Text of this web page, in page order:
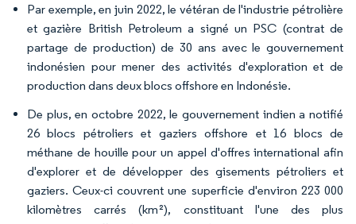
Par exemple, en juin 2022, le vétéran de l'industrie pétrolière
et gazière British Petroleum a signé un PSC (contrat de
partage de production) de 30 ans avec le gouvernement
indonésien pour mener des activités d'exploration et de
production dans deux blocs offshore en Indonésie.
De plus, en octobre 2022, le gouvernement indien a notifié
26 blocs pétroliers et gaziers offshore et 16 blocs de
méthane de houille pour un appel d'offres international afin
d'explorer et de développer des gisements pétroliers et
gaziers. Ceux-ci couvrent une superficie d'environ 223 000
kilomètres carrés (km²), constituant l'une des plus